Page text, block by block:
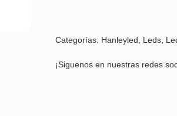
Categorías: Hanleyled Leds
¡Siguenos en nuestras redes